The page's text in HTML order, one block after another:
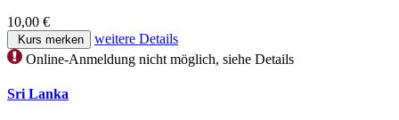
10,00 €
Kurs merken
weitere Details
Online-Anmeldung nicht möglich, siehe Details
Sri Lanka